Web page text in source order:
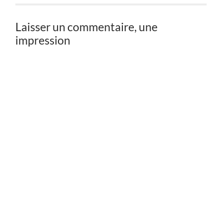
Laisser un commentaire, une
impression